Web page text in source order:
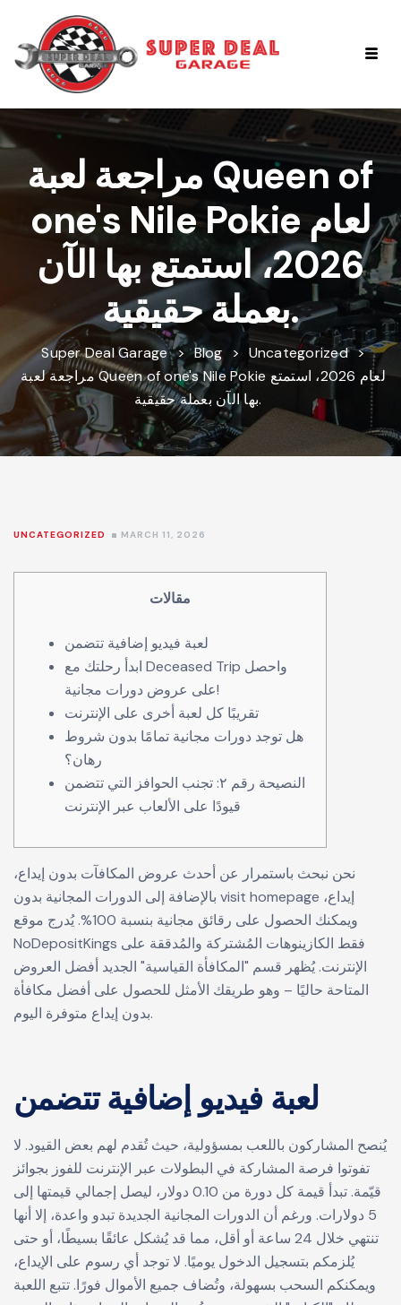
مراجعة لعبة Queen of
one's Nile Pokie لعام
2026، استمتع بها الآن
بعملة حقيقية.
Super Deal Garage > Blog > Uncategorized >
مراجعة لعبة Queen of one's Nile Pokie لعام 2026، استمتع
بها الآن بعملة حقيقية.
UNCATEGORIZED MARCH 11, 2026
مقالات
لعبة فيديو إضافية تتضمن
ابدأ رحلتك مع Deceased Trip واحصل
على عروض دورات مجانية!
تقريبًا كل لعبة أخرى على الإنترنت
هل توجد دورات مجانية تمامًا بدون شروط
رهان؟
النصيحة رقم ٢: تجنب الحوافز التي تتضمن
قيودًا على الألعاب عبر الإنترنت
نحن نبحث باستمرار عن أحدث عروض المكافآت بدون إيداع،
visit homepage
ويمكنك الحصول على رقائق مجانية بنسبة 100%. يُدرج موقع
NoDepositKings فقط الكازينوهات المُشتركة والمُدققة على
الإنترنت.يُظهر قسم "المكافأة القياسية" الجديد أفضل العروض
المتاحة حاليًا – وهو طريقك الأمثل للحصول على أفضل مكافأة
بدون إيداع متوفرة اليوم.
لعبة فيديو إضافية تتضمن
يُنصح المشاركون باللعب بمسؤولية، حيث تُقدم لهم بعض القيود. لا
تفوتوا فرصة المشاركة في البطولات عبر الإنترنت للفوز بجوائز
قيّمة. تبدأ قيمة كل دورة من 0.10 دولار، ليصل إجمالي قيمتها إلى
5 دولارات. ورغم أن الدورات المجانية الجديدة تبدو واعدة، إلا أنها
تنتهي خلال 24 ساعة أو أقل، مما قد يُشكل عائقًا بسيطًا، أو حتى
يُلزمكم بتسجيل الدخول يوميًا. لا توجد أي رسوم على الإيداع،
ويمكنكم السحب بسهولة، وتُضاف جميع الأموال فورًا. تتبع اللعبة